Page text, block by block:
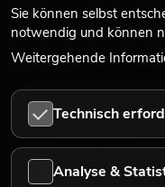
51786521
EUROLITE Gobo
Verfügbar in ca.
4,90€
Sie können selbst
notwendig und können
Weitergehende
Technisch
Analyse &